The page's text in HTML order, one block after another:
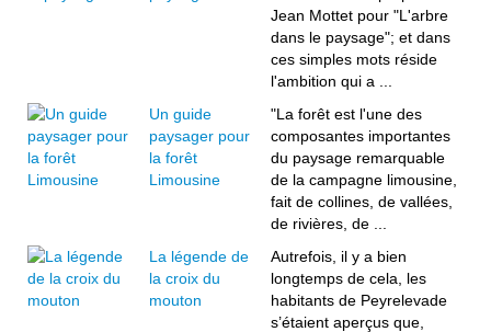
Jean Mottet pour "L'arbre
dans le paysage"; et dans
ces simples mots réside
l'ambition qui a ...
Un guide
paysager pour
la forêt
Limousine
"La forêt est l'une des
composantes importantes
du paysage remarquable
de la campagne limousine,
fait de collines, de vallées,
de rivières, de ...
La légende de
la croix du
mouton
Autrefois, il y a bien
longtemps de cela, les
habitants de Peyrelevade
s’étaient aperçus que,